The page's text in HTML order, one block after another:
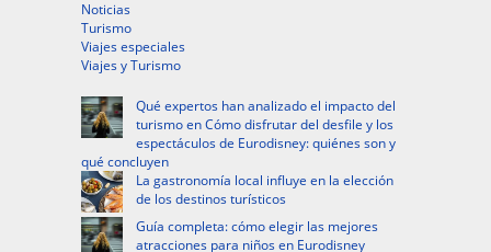
Noticias
Turismo
Viajes especiales
Viajes y Turismo
Qué expertos han analizado el impacto del
turismo en Cómo disfrutar del desfile y los
espectáculos de Eurodisney: quiénes son y
qué concluyen
La gastronomía local influye en la elección
de los destinos turísticos
Guía completa: cómo elegir las mejores
atracciones para niños en Eurodisney